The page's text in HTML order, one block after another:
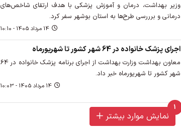
وزیر بهداشت، درمان و آموزش پزشکی با هدف ارتقای شاخص‌های
درمانی و برررسی طرح‌ها به استان بوشهر سفر کرد.
14 مرداد 1405 - 10:10
اجرای پزشک خانواده در 64 شهر کشور تا شهریورماه
معاون بهداشت وزارت بهداشت از اجرای برنامه پزشک خانواده در 64
شهر کشور تا شهریورماه خبر داد.
14 مرداد 1405 - 10:03
1
unread messages
نمایش موارد بیشتر